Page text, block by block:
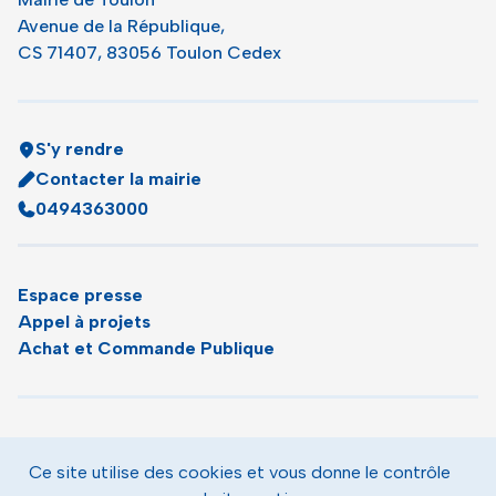
Avenue de la République,
CS 71407, 83056 Toulon Cedex
S'y rendre
Contacter la mairie
0494363000
Espace presse
Appel à projets
Achat et Commande Publique
Agenda
Le magazine municipal de Toulon
Ce site utilise des cookies et vous donne le contrôle